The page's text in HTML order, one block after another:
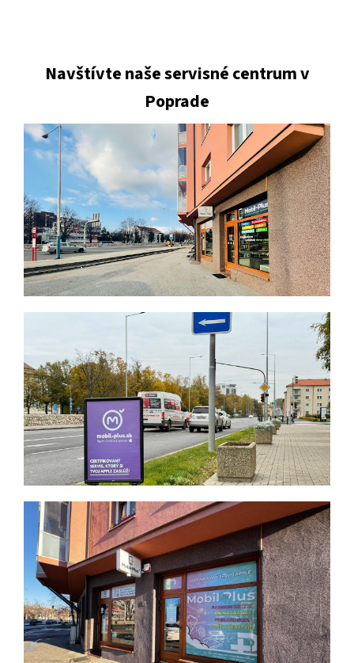
Navštívte naše servisné centrum v
Poprade